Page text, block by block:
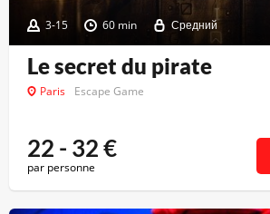
3-15 60 min Средний
Le secret du pirate
Paris Escape Game
22 - 32€
par personne